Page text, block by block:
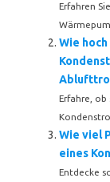
Erfahren
Wie
Erfahre,
Wie viel
eines
Entdecke